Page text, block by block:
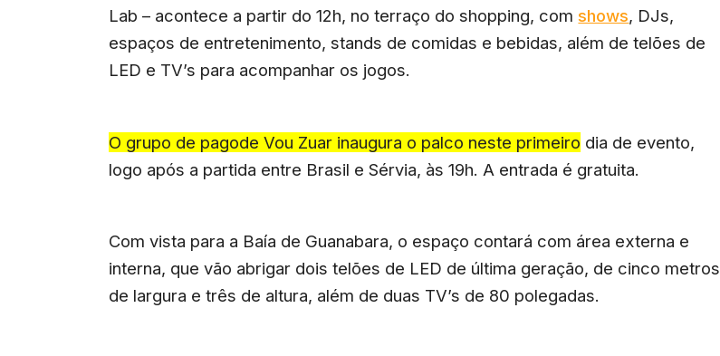
Lab – acontece a partir do 12h, no terraço do shopping, comshows, DJs,
espaços de entretenimento, stands de comidas e bebidas, além de telões de
LED e TV’s para acompanhar os jogos.
O grupo de pagode Vou Zuar inaugura o palco neste primeiro dia de evento,
logo após a partida entre Brasil e Sérvia, às 19h. A entrada é gratuita.
Com vista para a Baía de Guanabara, o espaço contará com área externa e
interna, que vão abrigar dois telões de LED de última geração, de cinco metros
de largura e três de altura, além de duas TV’s de 80 polegadas.